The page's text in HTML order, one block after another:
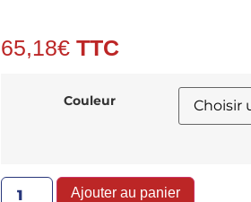
65,18€
Couleur
Ajouter au panier